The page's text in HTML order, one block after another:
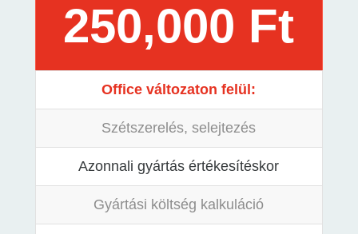
250,000 Ft
Office változaton felül:
Szétszerelés, selejtezés
Azonnali gyártás értékesítéskor
Gyártási költség kalkuláció